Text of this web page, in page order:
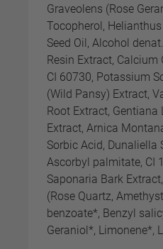
Graveolens (Rose
Tocopherol,
Seed Oil, Alcohol
Resin Extract, Calcium
CI 60730, Potassium
(Wild Pansy) Extract,
Root Extract, Gentiana
Extract, Arnica
Sorbic Acid, Dunaliella
Ascorbyl palmitate, CI
Saponaria Bark
(Rose Quartz,
benzoate*, Benzyl
Geraniol*, Limonene*,